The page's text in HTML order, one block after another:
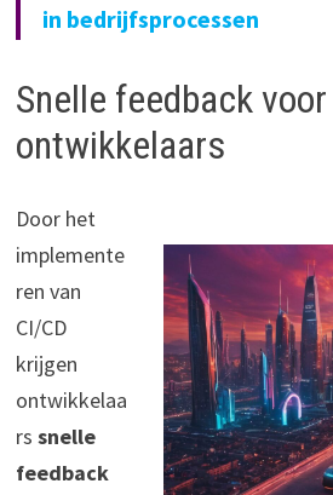
in bedrijfsprocessen
Snelle feedback voor
ontwikkelaars
Door het
implemente
ren van
CI/CD
krijgen
ontwikkelaa
rs snelle
feedback